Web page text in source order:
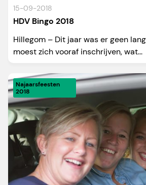
15-09-2018
HDV Bingo 2018
Hillegom – Dit jaar was er geen
moest zich vooraf inschrijven, wat...
Najaarsfeesten
2018